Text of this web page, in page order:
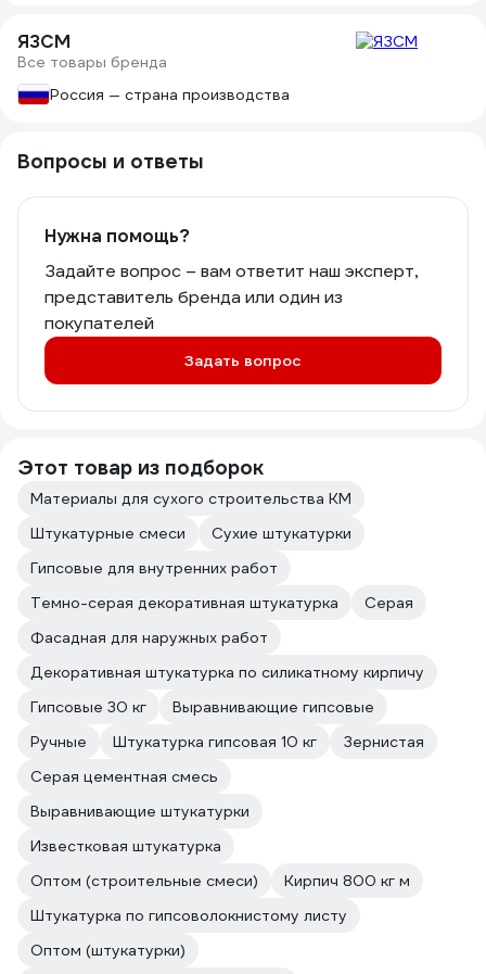
ЯЗСМ
Все товары бренда
Россия — страна производства
Вопросы и ответы
Нужна помощь?
Задайте вопрос – вам ответит наш эксперт,
представитель бренда или один из
покупателей
Задать вопрос
Этот товар из подборок
Материалы для сухого строительства КМ
Штукатурные смеси
Сухие штукатурки
Гипсовые для внутренних работ
Темно-серая декоративная штукатурка
Серая
Фасадная для наружных работ
Декоративная штукатурка по силикатному кирпичу
Гипсовые 30 кг
Выравнивающие гипсовые
Ручные
Штукатурка гипсовая 10 кг
Зернистая
Серая цементная смесь
Выравнивающие штукатурки
Известковая штукатурка
Оптом (строительные смеси)
Кирпич 800 кг м
Штукатурка по гипсоволокнистому листу
Оптом (штукатурки)